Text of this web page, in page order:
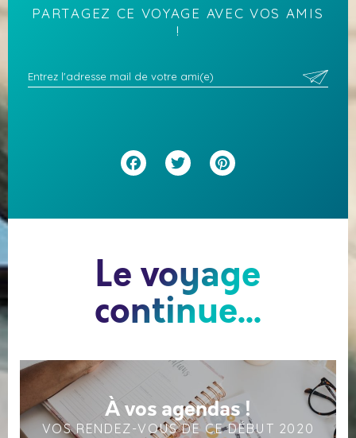
PARTAGEZ CE VOYAGE AVEC VOS AMIS
!
Facebook
Twitter
Le voyage
continue...
À vos agendas !
VOS RENDEZ-VOUS DE CE DÉBUT 2020